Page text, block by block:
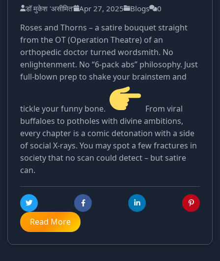
डॉ मुकेश 'असीमित' Apr 27, 2025 Blogs 0
Roses and Thorns – a satire bouquet straight
from the OT (Operation Theatre) of an
orthopedic doctor turned wordsmith. No
enlightenment. No “6-pack abs” philosophy. Just
full-blown prep to shake your brainstem and
tickle your funny bone.
From viral
buffaloes to potholes with divine ambitions,
every chapter is a comic detonation with a side
of social X-rays. You may spot a few fractures in
society that no scan could detect – but satire
can.
Read More